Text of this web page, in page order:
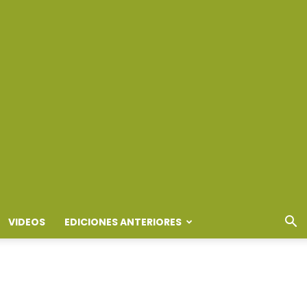
VIDEOS EDICIONES ANTERIORES